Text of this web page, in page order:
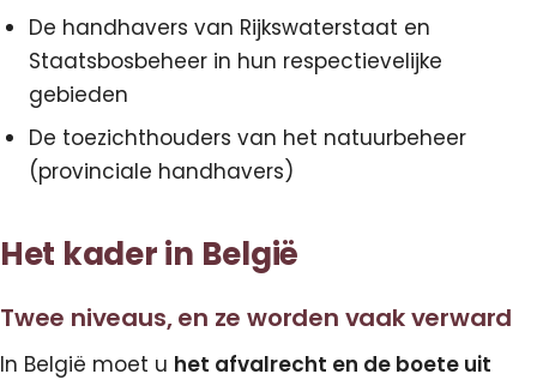
De handhavers van Rijkswaterstaat en
Staatsbosbeheer in hun respectievelijke
gebieden
De toezichthouders van het natuurbeheer
(provinciale handhavers)
Het kader in België
Twee niveaus, en ze worden vaak verward
In België moet u het afvalrecht en de boete uit